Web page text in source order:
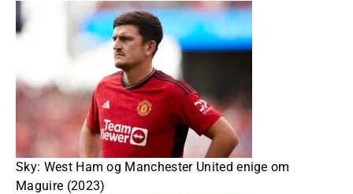
Sky: West Ham og Manchester United enige om
Maguire (2023)